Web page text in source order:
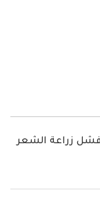
زراعة الشعر